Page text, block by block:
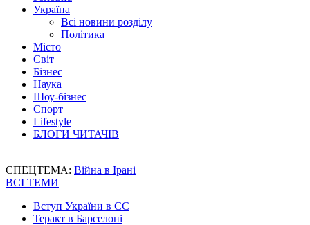
Україна
Всі новини розділу
Політика
Місто
Світ
Бізнес
Наука
Шоу-бізнес
Спорт
Lifestyle
БЛОГИ ЧИТАЧІВ
СПЕЦТЕМА: Війна в Ірані
ВСІ ТЕМИ
Вступ України в ЄС
Теракт в Барселоні